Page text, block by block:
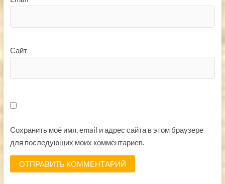
Сайт
Сохранить моё имя, email и адрес сайта в этом браузере
для последующих моих комментариев.